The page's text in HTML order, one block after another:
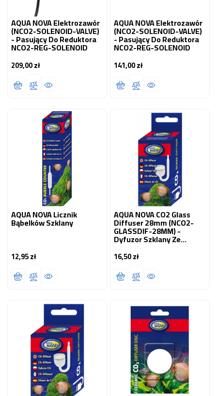
AQUA NOVA Elektrozawór
(NCO2-SOLENOID-VALVE)
- Pasujący Do Reduktora
NCO2-REG-SOLENOID
209,00 złCena
AQUA NOVA Elektrozawór
(NCO2-SOLENOID-VALVE)
- Pasujący Do Reduktora
NCO2-REG-SOLENOID
141,00 złCena
AQUA NOVA Licznik
Bąbelków Szklany
12,95 złCena
AQUA NOVA CO2 Glass
Diffuser 28mm (NCO2-
GLASSDIF-28MM) -
Dyfuzor Szklany Ze
Spiekiem Ceramicznym
16,50 złCena